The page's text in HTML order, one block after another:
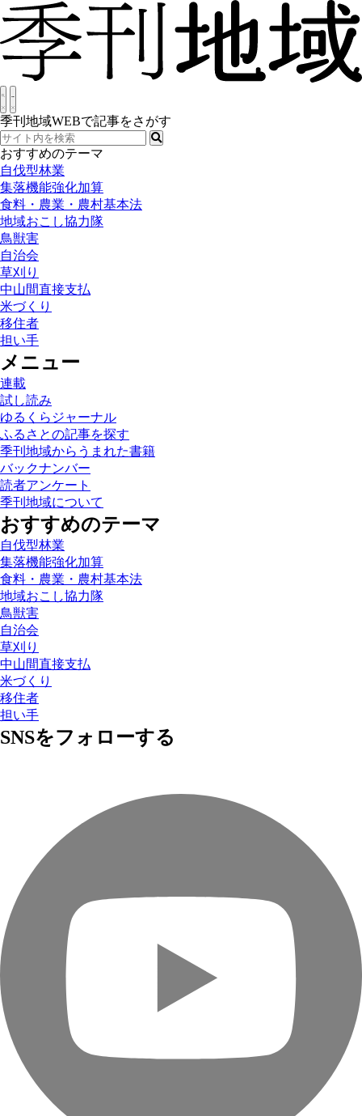
季刊地域WEBで記事をさがす
おすすめのテーマ
自伐型林業
集落機能強化加算
食料・農業・農村基本法
地域おこし協力隊
鳥獣害
自治会
草刈り
中山間直接支払
米づくり
移住者
担い手
メニュー
連載
試し読み
ゆるくらジャーナル
ふるさとの記事を探す
季刊地域からうまれた書籍
バックナンバー
読者アンケート
季刊地域について
おすすめのテーマ
自伐型林業
集落機能強化加算
食料・農業・農村基本法
地域おこし協力隊
鳥獣害
自治会
草刈り
中山間直接支払
米づくり
移住者
担い手
SNSをフォローする